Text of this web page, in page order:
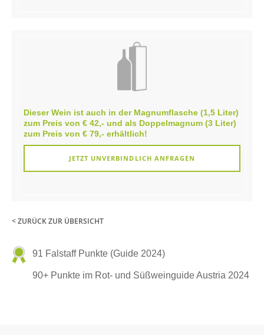
Dieser Wein ist auch in der Magnumflasche (1,5 Liter)
zum Preis von € 42,- und als Doppelmagnum (3 Liter)
zum Preis von € 79,- erhältlich!
JETZT UNVERBINDLICH ANFRAGEN
< ZURÜCK ZUR ÜBERSICHT
91 Falstaff Punkte (Guide 2024)
90+ Punkte im Rot- und Süßweinguide Austria 2024